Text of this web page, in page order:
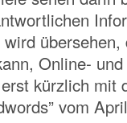
übersehen,
Online-
kürzlich mit
vom